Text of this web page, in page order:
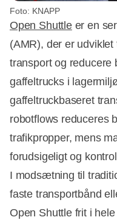
Foto: KNAPP
Open Shuttleer en
(AMR), der er
transport og reducere
gaffeltrucks i
gaffeltruckbaseret
robotflows reduceres
trafikpropper, mens
forudsigeligt og
I modsætning til
faste transportbånd
Open Shuttle frit i